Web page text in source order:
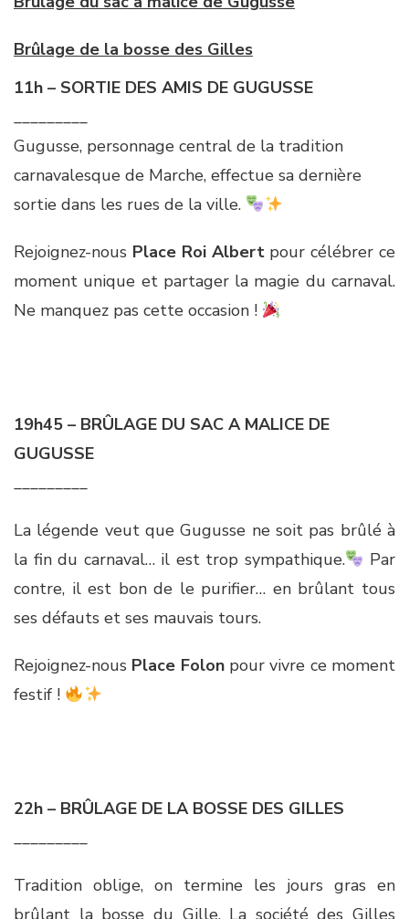
Brûlage de la bosse des Gilles
11h – SORTIE DES AMIS DE GUGUSSE
_________
Gugusse, personnage central de la tradition
carnavalesque de Marche, effectue sa dernière
sortie dans les rues de la ville.
Rejoignez-nous Place Roi Albertpour célébrer ce
moment unique et partager la magie du carnaval.
Ne manquez pas cette occasion !
19h45 – BRÛLAGE DU SAC A MALICE DE
GUGUSSE
_________
La légende veut que Gugusse ne soit pas brûlé à
la fin du carnaval… il est trop sympathique.
Par
contre, il est bon de le purifier… en brûlant tous
ses défauts et ses mauvais tours.
Rejoignez-nous Place Folonpour vivre ce moment
festif !
22h – BRÛLAGE DE LA BOSSE DES GILLES
_________
Tradition oblige, on termine les jours gras en
brûlant la bosse du Gille. La société des Gilles